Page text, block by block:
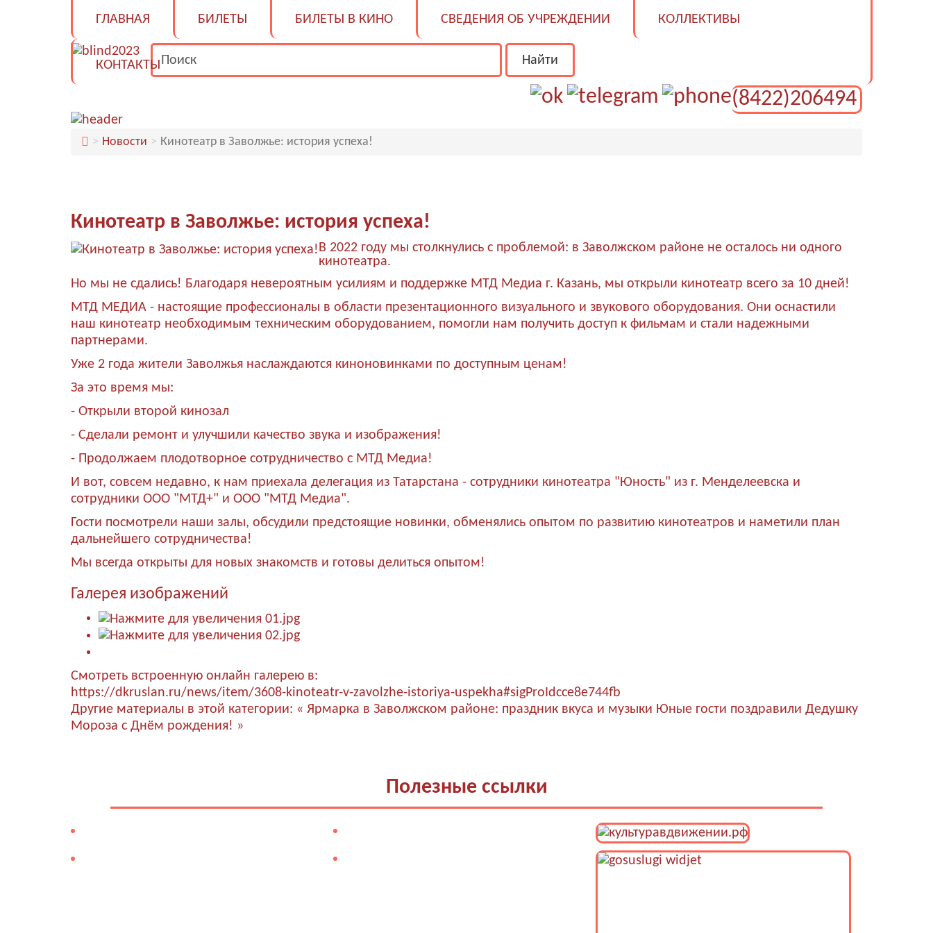
ГЛАВНАЯ БИЛЕТЫ БИЛЕТЫ В КИНО СВЕДЕНИЯ ОБ УЧРЕЖДЕНИИ КОЛЛЕКТИВЫ
КОНТАКТЫ
(8422)206494
Новости Кинотеатр в Заволжье: история успеха!
Кинотеатр в Заволжье: история успеха!
В 2022 году мы столкнулись с проблемой: в Заволжском районе не осталось ни одного
кинотеатра.
Но мы не сдались! Благодаря невероятным усилиям и поддержке МТД Медиа г. Казань, мы открыли кинотеатр всего за 10 дней!
МТД МЕДИА - настоящие профессионалы в области презентационного визуального и звукового оборудования. Они оснастили
наш кинотеатр необходимым техническим оборудованием, помогли нам получить доступ к фильмам и стали надежными
партнерами.
Уже 2 года жители Заволжья наслаждаются киноновинками по доступным ценам!
За это время мы:
- Открыли второй кинозал
- Сделали ремонт и улучшили качество звука и изображения!
- Продолжаем плодотворное сотрудничество с МТД Медиа!
И вот, совсем недавно, к нам приехала делегация из Татарстана - сотрудники кинотеатра "Юность" из г. Менделеевска и
сотрудники ООО "МТД+" и ООО "МТД Медиа".
Гости посмотрели наши залы, обсудили предстоящие новинки, обменялись опытом по развитию кинотеатров и наметили план
дальнейшего сотрудничества!
Мы всегда открыты для новых знакомств и готовы делиться опытом!
Галерея изображений
Смотреть встроенную онлайн галерею в:
https://dkruslan.ru/news/item/3608-kinoteatr-v-zavolzhe-istoriya-uspekha#sigProIdcce8e744fb
Другие материалы в этой категории: « Ярмарка в Заволжском районе: праздник вкуса и музыки Юные гости поздравили Дедушку
Мороза с Днём рождения! »
Полезные ссылки